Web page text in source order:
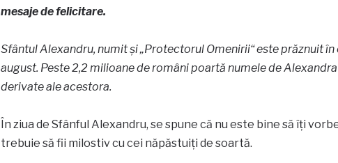
mesaje de felicitare.
Sfântul Alexandru, numit și „Protectorul Omenirii“ este prăznuit
august. Peste 2,2 milioane de români poartă numele de
derivate ale acestora.
În ziua de Sfânful Alexandru, se spune că nu este bine să îți
trebuie să fii milostiv cu cei năpăstuiți de soartă.